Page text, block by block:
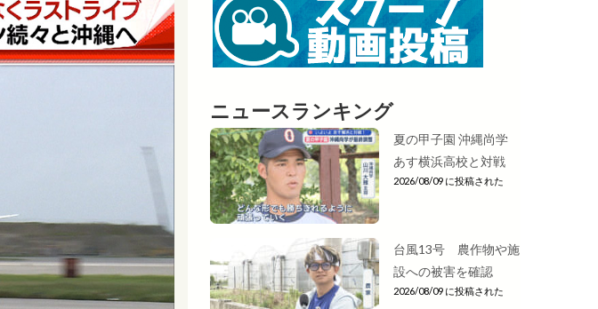
ニュースランキング
夏の甲子園 沖縄尚学
あす横浜高校と対戦
2026/08/09 に投稿された
台風13号 農作物や施
設への被害を確認
2026/08/09 に投稿された